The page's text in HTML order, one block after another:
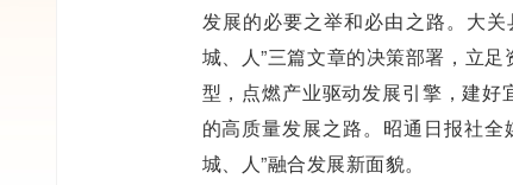
发展的必要之举和必由之路。大关
城、人”三篇文章的决策部署，立
型，点燃产业驱动发展引擎，建好
的高质量发展之路。昭通日报社全
城、人”融合发展新面貌。